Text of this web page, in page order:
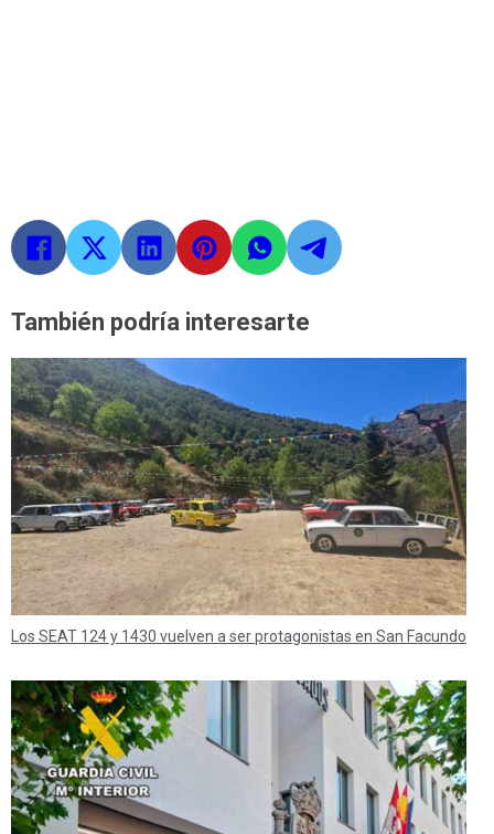
También podría interesarte
Los SEAT 124 y 1430 vuelven a ser protagonistas en San Facundo